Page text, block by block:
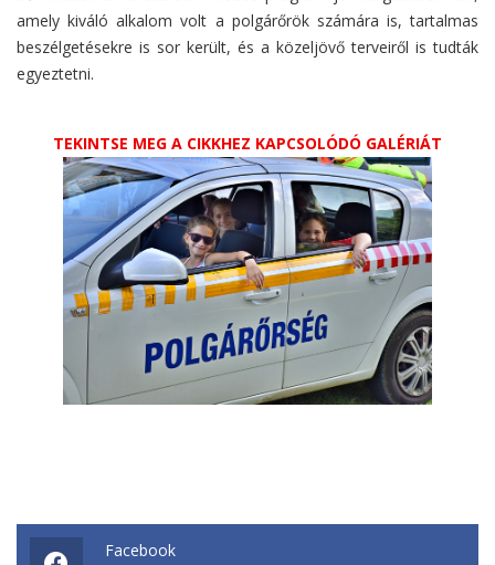
amely kiváló alkalom volt a polgárőrök számára is, tartalmas
beszélgetésekre is sor került, és a közeljövő terveiről is tudták
egyeztetni.
TEKINTSE MEG A CIKKHEZ KAPCSOLÓDÓ GALÉRIÁT
Facebook